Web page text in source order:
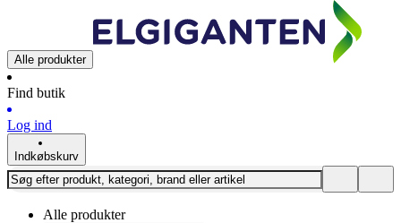
Alle produkter
Find butik
Log ind
Indkøbskurv
Alle produkter